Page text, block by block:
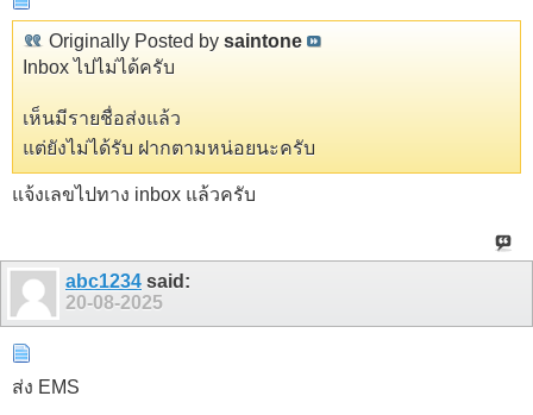
Originally Posted by saintone
Inbox ไปไม่ได้ครับ
เห็นมีรายชื่อส่งแล้ว
แต่ยังไม่ได้รับ ฝากตามหน่อยนะครับ
แจ้งเลขไปทาง inbox แล้วครับ
abc1234 said:
20-08-2025
ส่ง EMS